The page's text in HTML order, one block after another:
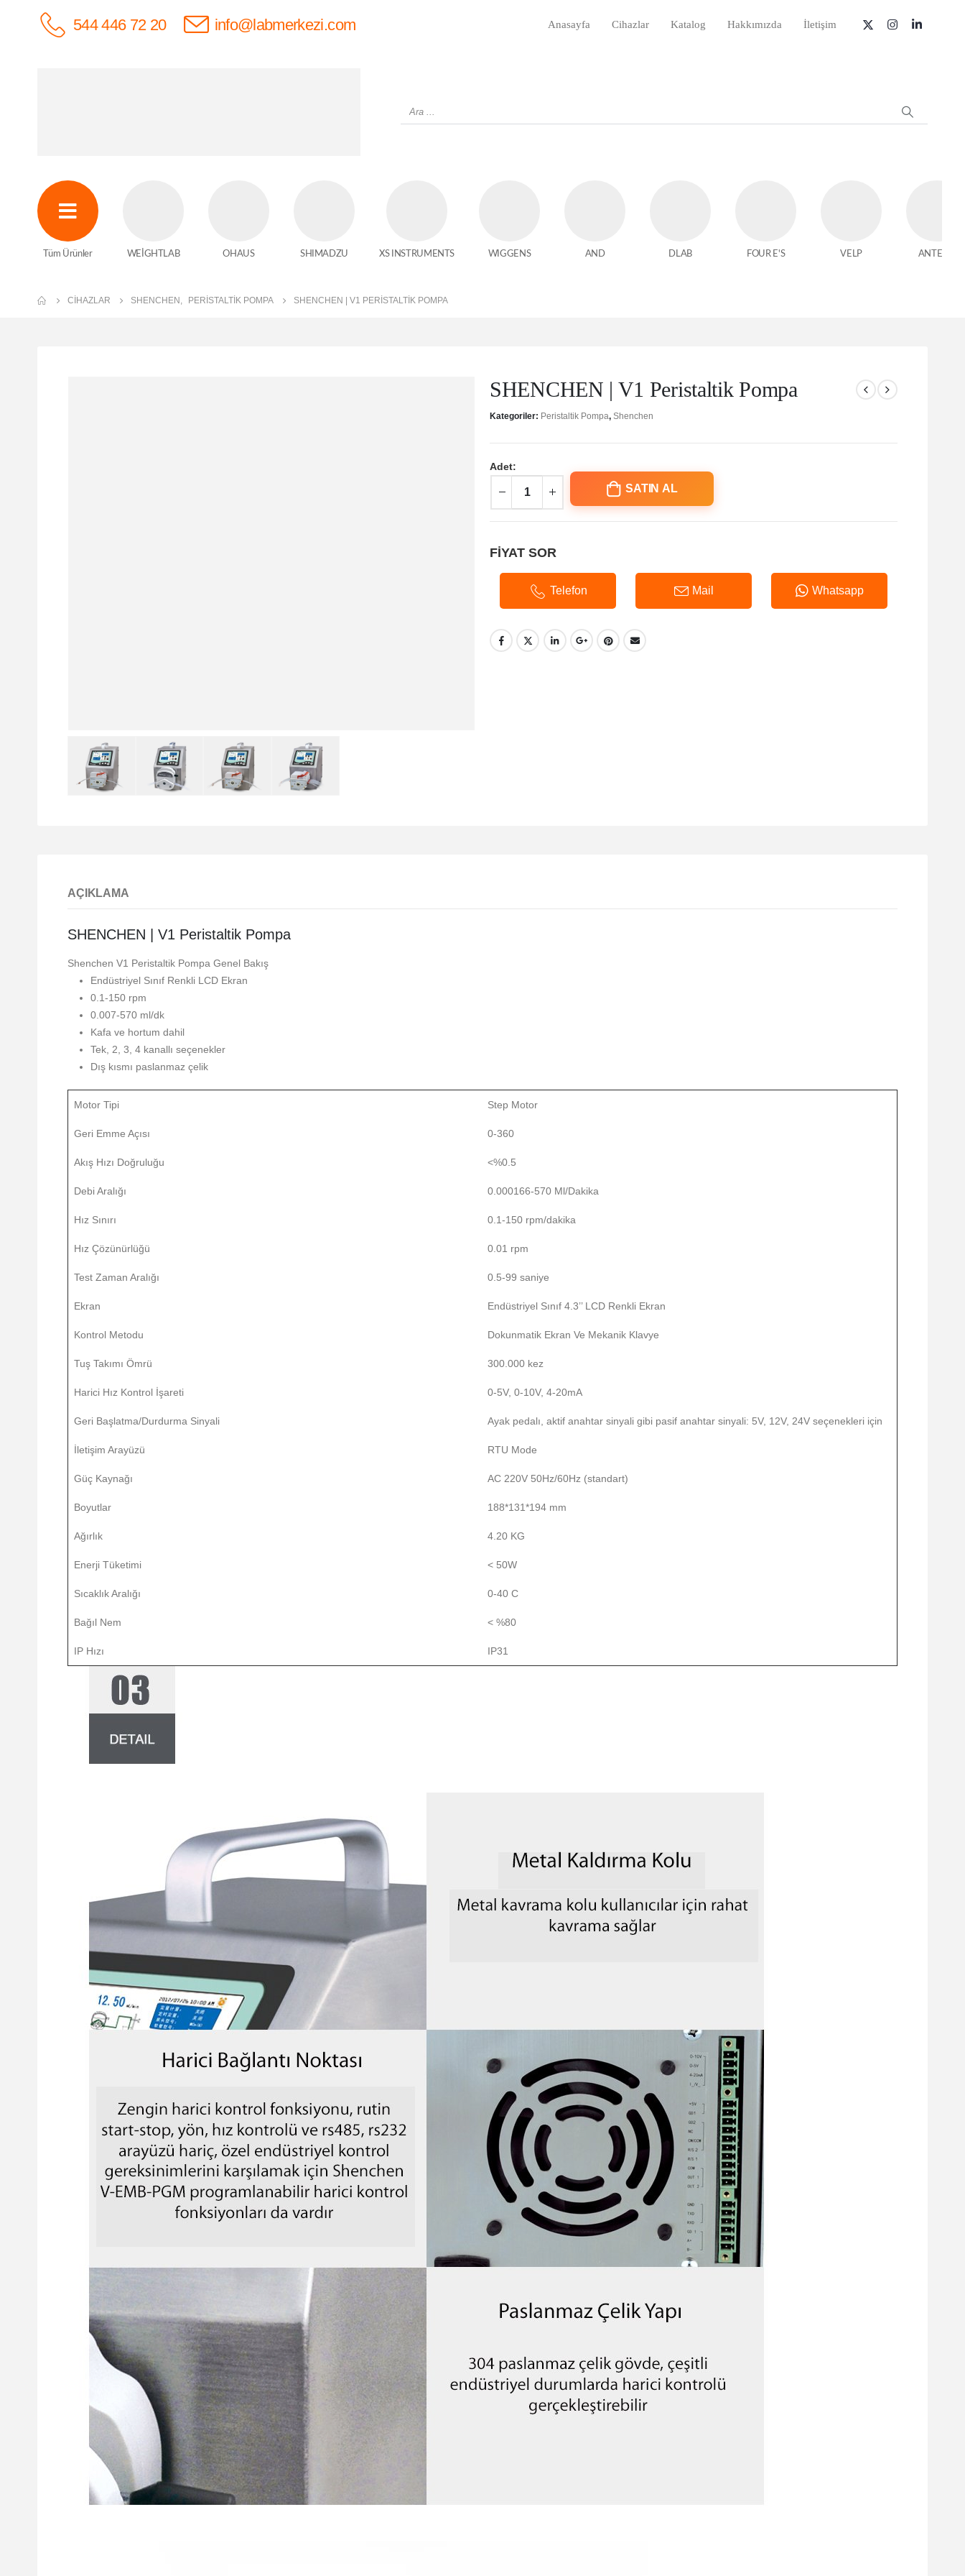
info@labmerkezi.com
544 446 72 20 Anasayfa Cihazlar Katalog Hakkımızda İletişim
Tüm Ürünler WEİGHTLAB OHAUS SHIMADZU XS INSTRUMENTS WIGGENS AND DLAB FOUR E'S VELP ANTECH
CIHAZLAR SHENCHEN PERISTALTIK POMPA SHENCHEN | V1 PERISTALTIK POMPA
SHENCHEN | V1 Peristaltik Pompa
Kategoriler: Peristaltik Pompa, Shenchen
Adet:
SATIN AL
FİYAT SOR
Telefon Mail Whatsapp
AÇIKLAMA
SHENCHEN | V1 Peristaltik Pompa
Shenchen V1 Peristaltik Pompa Genel Bakış
Endüstriyel Sınıf Renkli LCD Ekran
0.1-150 rpm
0.007-570 ml/dk
Kafa ve hortum dahil
Tek, 2, 3, 4 kanallı seçenekler
Dış kısmı paslanmaz çelik
Motor Tipi Step Motor
Geri Emme Açısı 0-360
Akış Hızı Doğruluğu <%0.5
Debi Aralığı 0.000166-570 Ml/Dakika
Hız Sınırı 0.1-150 rpm/dakika
Hız Çözünürlüğü 0.01 rpm
Test Zaman Aralığı 0.5-99 saniye
Ekran Endüstriyel Sınıf 4.3’’ LCD Renkli Ekran
Kontrol Metodu Dokunmatik Ekran Ve Mekanik Klavye
Tuş Takımı Ömrü 300.000 kez
Harici Hız Kontrol İşareti 0-5V, 0-10V, 4-20mA
Geri Başlatma/Durdurma Sinyali Ayak pedalı, aktif anahtar sinyali gibi pasif anahtar sinyali: 5V, 12V, 24V seçenekleri için
İletişim Arayüzü RTU Mode
Güç Kaynağı AC 220V 50Hz/60Hz (standart)
Boyutlar 188*131*194 mm
Ağırlık 4.20 KG
Enerji Tüketimi < 50W
Sıcaklık Aralığı 0-40 C
Bağıl Nem < %80
IP Hızı IP31